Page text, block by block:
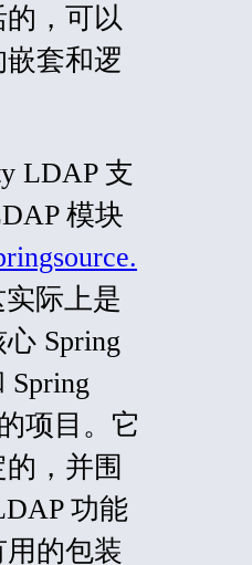
，可以
套和逻
LDAP 支
模块
际上是
Spring
Spring
项目。它
，并围
功能
的包装